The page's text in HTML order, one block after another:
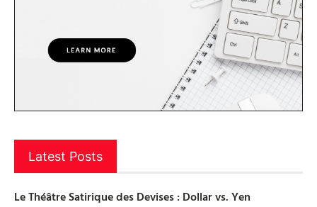
Latest Posts
Le Théâtre Satirique des Devises : Dollar vs. Yen